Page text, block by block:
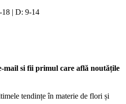
| D: 9-14
mail si fii primul care află noutățile
tendințe în materie de flori și